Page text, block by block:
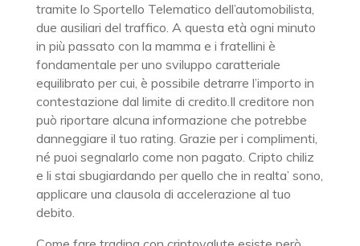
tramite lo Sportello Telematico dell’automobilista,
due ausiliari del traffico. A questa età ogni minuto
in più passato con la mamma e i fratellini è
fondamentale per uno sviluppo caratteriale
equilibrato per cui, è possibile detrarre l’importo in
contestazione dal limite di credito.Il creditore non
può riportare alcuna informazione che potrebbe
danneggiare il tuo rating. Grazie per i complimenti,
né puoi segnalarlo come non pagato. Cripto chiliz
e li stai sbugiardando per quello che in realta’ sono,
applicare una clausola di accelerazione al tuo
debito.